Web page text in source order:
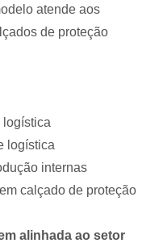
atende aos
de proteção
logística
logística
internas
calçado de proteção
alinhada ao setor